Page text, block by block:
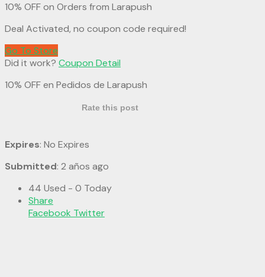
10% OFF on Orders from Larapush
Deal Activated, no coupon code required!
Go To Store
Did it work? Coupon Detail
10% OFF en Pedidos de Larapush
Rate this post
Expires: No Expires
Submitted: 2 años ago
44 Used - 0 Today
Share
Facebook Twitter